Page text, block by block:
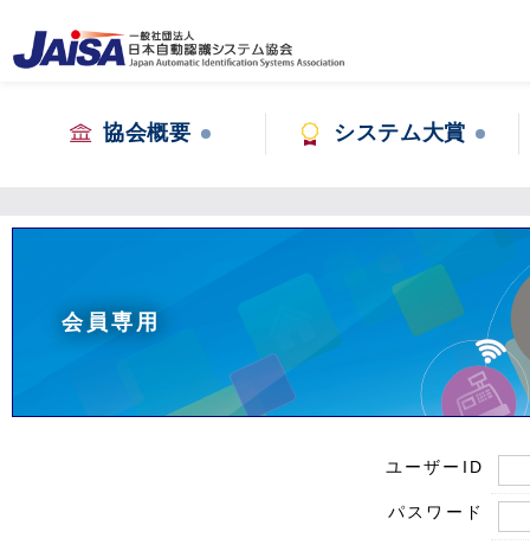
協会概要 システム大賞
会員専用
ユーザーID
パスワード